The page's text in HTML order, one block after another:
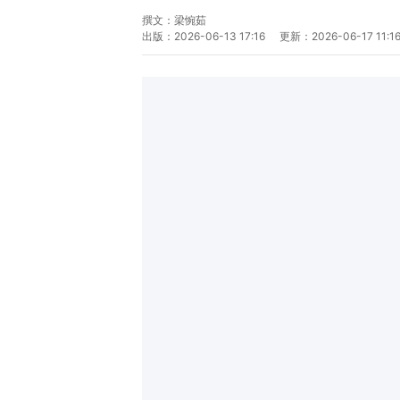
撰文： 梁惋茹
出版： 2026-06-13 17:16 更新： 2026-06-17 11:16